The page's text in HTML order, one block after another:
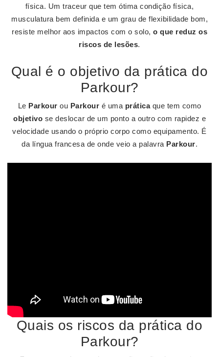
física. Um traceur que tem ótima condição física,
musculatura bem definida e um grau de flexibilidade bom,
resiste melhor aos impactos com o solo, o que reduz os
riscos de lesões.
Qual é o objetivo da prática do
Parkour?
Le Parkour ou Parkour é uma práticaque tem como
objetivo se deslocar de um ponto a outro com rapidez e
velocidade usando o próprio corpo como equipamento. É
da língua francesa de onde veio a palavra Parkour.
Quais os riscos da prática do
Parkour?